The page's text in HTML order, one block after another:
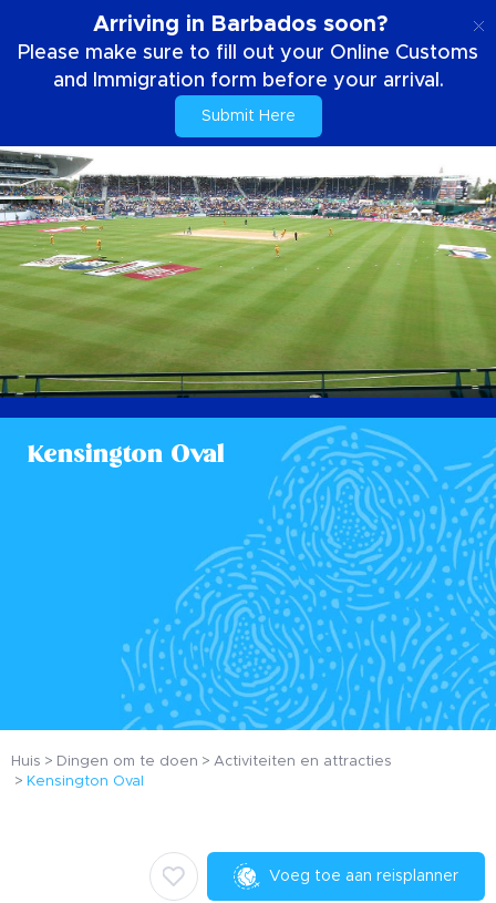
Arriving in Barbados soon?
Please make sure to fill out your Online Customs
and Immigration form before your arrival.
Submit Here
Kensington Oval
Huis Dingen om te doen
Activiteiten en attracties
Kensington Oval
Voeg toe aan reisplanner